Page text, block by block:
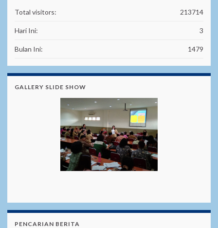
213714
Total visitors:
3
Hari Ini:
1479
Bulan Ini:
GALLERY SLIDE SHOW
PENCARIAN BERITA